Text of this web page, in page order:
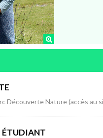
Découverte Nature (accès au
ÉTUDIANT